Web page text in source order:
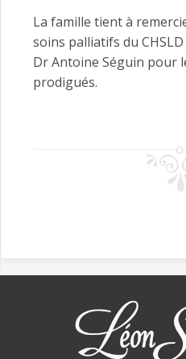
La famille tient à
soins palliatifs du
Dr Antoine Séguin pour
prodigués.